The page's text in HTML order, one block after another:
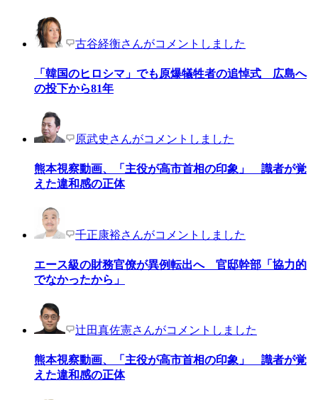
古谷経衡さんがコメントしました
「韓国のヒロシマ」でも原爆犠牲者の追悼式 広島へ
の投下から81年
原武史さんがコメントしました
熊本視察動画、「主役が高市首相の印象」 識者が覚
えた違和感の正体
千正康裕さんがコメントしました
エース級の財務官僚が異例転出へ 官邸幹部「協力的
でなかったから」
辻田真佐憲さんがコメントしました
熊本視察動画、「主役が高市首相の印象」 識者が覚
えた違和感の正体